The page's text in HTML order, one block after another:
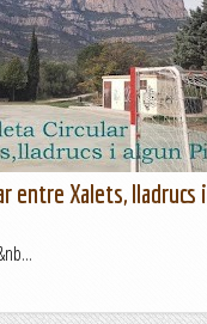
entre Xalets, lladrucs i